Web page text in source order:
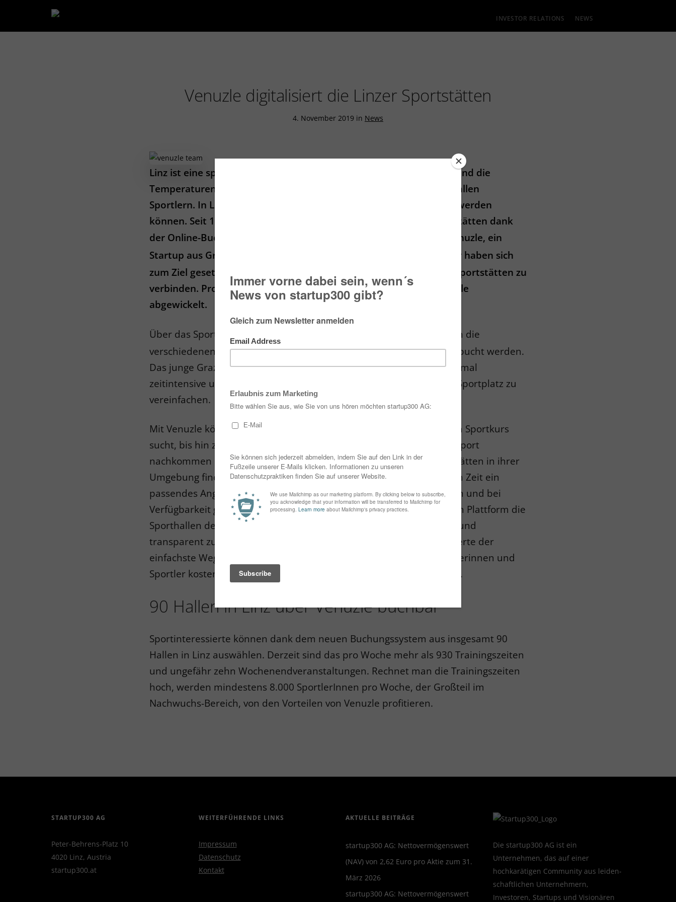
INVESTOR RELATIONS NEWS
Venuzle digitalisiert die Linzer Sportstätten
4. November 2019 in News
Linz ist eine sportbegeisterte Stadt. Wenn die Tage kürzer werden und die
Temperaturen sinken, stehen Sporthallen wieder hoch im Kurs bei allen
Sportlern. In Linz sind es rund 90 Hallen, die von Sportlern genutzt werden
können. Seit 1. November ist Suche und Reservierung dieser Sportstätten dank
der Online-Buchungsplattform
so einfach wie nie zuvor. Venuzle, ein
Startup aus Graz, ist ein Investment der
. Die Gründer haben sich
zum Ziel gesetzt, Sportinteressierte schnell und unkompliziert mit Sportstätten zu
verbinden. Pro Monat werden rund 400.000 Buchungen über Venuzle
abgewickelt.
Über das Sportportal von Venuzle (
) können nun auch die
verschiedenen Linzer Sporteinrichtungen rund um die Uhr online gebucht werden.
Das junge Grazer Unternehmen hat sich zum Ziel gesetzt, die manchmal
zeitintensive und nervenaufreibende Suche nach einem passenden Sportplatz zu
vereinfachen.
Mit Venuzle können Sportbegeisterte – vom Hobbysportler, der einen Sportkurs
sucht, bis hin zu Mitgliedern von Sportvereinen, die ihrem Leistungssport
nachkommen möchten – in nur wenigen Schritten, geeignete Sportstätten in ihrer
Umgebung finden, vergleichen und buchen.Ob zu einer gewünschten Zeit ein
passendes Angebot frei ist, lässt sich mit wenigen Klicks herausfinden und bei
Verfügbarkeit gleich direkt buchen. Damit werden auf einer zentralen Plattform die
Sporthallen der Stadt Linz präsentiert und den BürgerInnen einfach und
transparent zugänglich gemacht. Venuzle ist für Be- wegungsbegeisterte der
einfachste Weg, um ihren Sport auszuüben. Das Service ist für Sportlerinnen und
Sportler kostenlos, die Kooperation wird von der Stadt Linz finanziert.
90 Hallen in Linz über Venuzle buchbar
Sportinteressierte können dank dem neuen Buchungssystem aus insgesamt 90
Hallen in Linz auswählen. Derzeit sind das pro Woche mehr als 930 Trainingszeiten
und ungefähr zehn Wochenendveranstaltungen. Rechnet man die Trainingszeiten
hoch, werden mindestens 8.000 SportlerInnen pro Woche, der Großteil im
Nachwuchs-Bereich, von den Vorteilen von Venuzle profitieren.
STARTUP300 AG
Peter-Behrens-Platz 10
4020 Linz, Austria
startup300.at
WEITERFÜHRENDE LINKS
Impressum
Datenschutz
Kontakt
AKTUELLE BEITRÄGE
startup300 AG: Nettovermögenswert
(NAV) von 2,62 Euro pro Aktie zum 31.
März 2026
startup300 AG: Nettovermögenswert
Die startup300 AG ist ein
Unternehmen, das auf einer
hochkarätigen Community aus leiden­
schaftlichen Unternehmern,
Investoren, Startups und Visionären